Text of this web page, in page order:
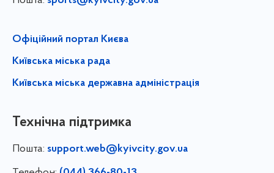
Офіційний портал Києва
Київська міська рада
Київська міська державна адміністрація
Технічна підтримка
Пошта: support.web@kyivcity.gov.ua